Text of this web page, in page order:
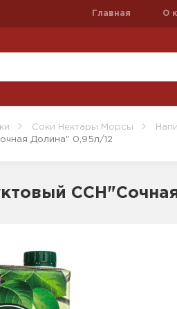
Главная О
Соки Нектары Морсы
Долина" 0,95л/12